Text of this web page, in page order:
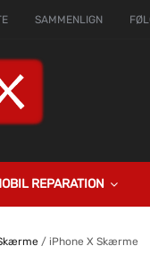
SAMMENLIGN
REPARATION
/ iPhone X Skærme